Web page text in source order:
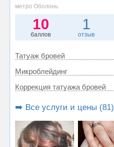
метро Оболонь
10
баллов
1
отзыв
Татуаж бровей
Микроблейдинг
Коррекция татуажа бровей
➡️ Все услуги и цены (81)